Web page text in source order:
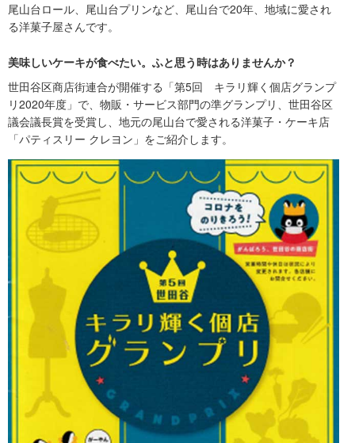
尾山台ロール、尾山台プリンなど、尾山台で20年、地域に愛され
る洋菓子屋さんです。
美味しいケーキが食べたい。ふと思う時はありませんか？
世田谷区商店街連合が開催する「第5回 キラリ輝く個店グランプ
リ2020年度」で、物販・サービス部門の準グランプリ、世田谷区
議会議長賞を受賞し、地元の尾山台で愛される洋菓子・ケーキ店
「パティスリー クレヨン」をご紹介します。